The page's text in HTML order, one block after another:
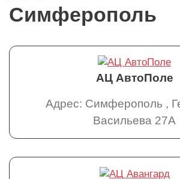
Симферополь
АЦ АвтоПоле
Адрес: Симферополь ,
Васильева 27А